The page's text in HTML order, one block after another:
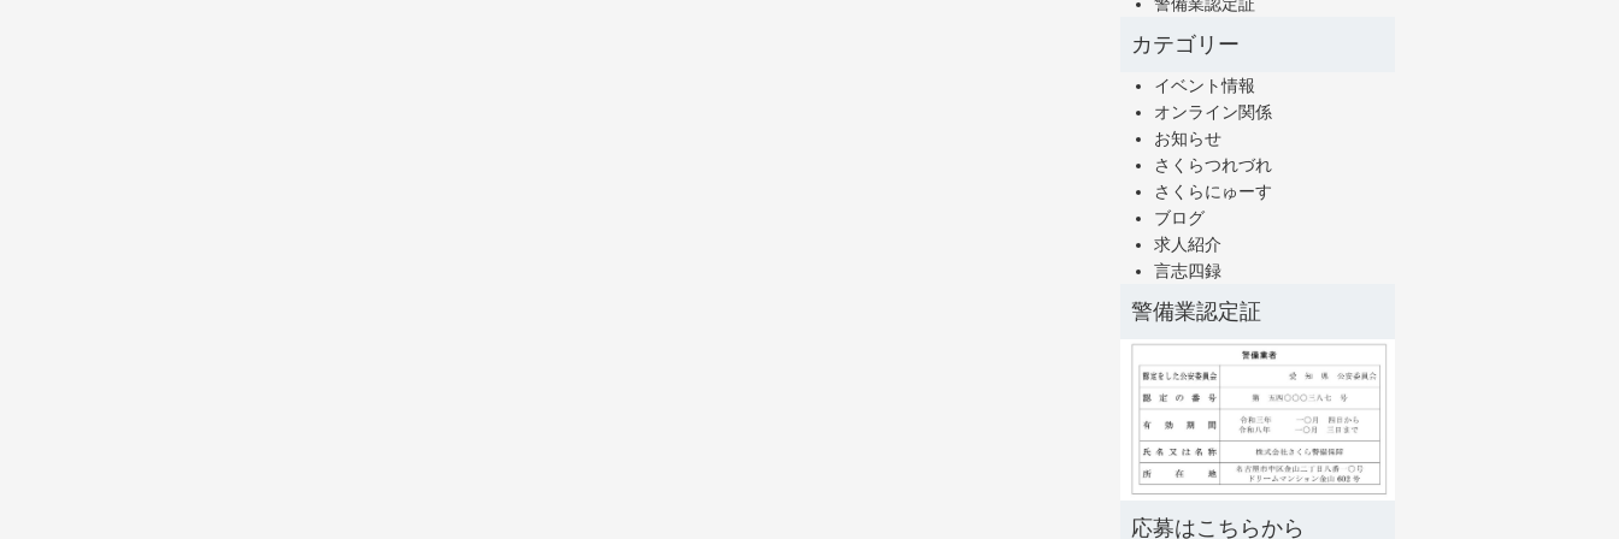
警備業認定証
カテゴリー
イベント情報
オンライン関係
お知らせ
さくらつれづれ
さくらにゅーす
ブログ
求人紹介
言志四録
警備業認定証
応募はこちらから